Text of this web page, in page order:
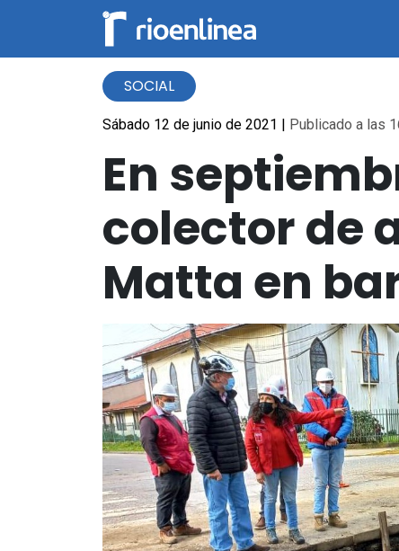
SOCIAL
Sábado 12 de junio de 2021 | Publicado a las
En
colector de
Matta en